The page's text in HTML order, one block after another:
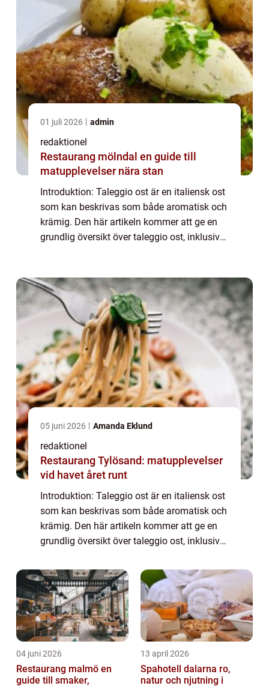
01 juli 2026 admin
redaktionel
Restaurang mölndal en guide till
matupplevelser nära stan
Introduktion: Taleggio ost är en italiensk ost
som kan beskrivas som både aromatisk och
krämig. Den här artikeln kommer att ge en
grundlig översikt över taleggio ost, inklusive
05 juni 2026 Amanda Eklund
redaktionel
Restaurang Tylösand: matupplevelser
vid havet året runt
Introduktion: Taleggio ost är en italiensk ost
som kan beskrivas som både aromatisk och
krämig. Den här artikeln kommer att ge en
grundlig översikt över taleggio ost, inklusive
typer och populära varianter, ...
04 juni 2026
Restaurang malmö en
guide till smaker,
13 april 2026
Spahotell dalarna ro,
natur och njutning i